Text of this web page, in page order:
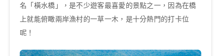
名「橫水橋」，是不少遊客最喜愛的景點之一，因為在橋
上就能俯瞰兩岸漁村的一草一木，是十分熱門的打卡位
呢！